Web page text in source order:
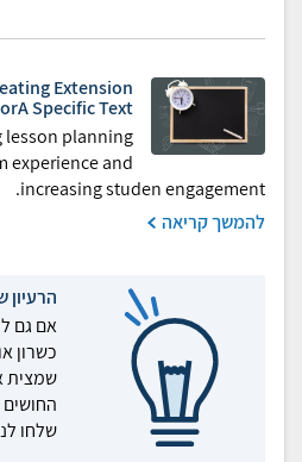
Extension
Specific Text
lesson planning
experience and
increasing studen engagement.
להמשך קריאה
הרעיון
אם גם
כשרון
שמצית
החושים
שלחו